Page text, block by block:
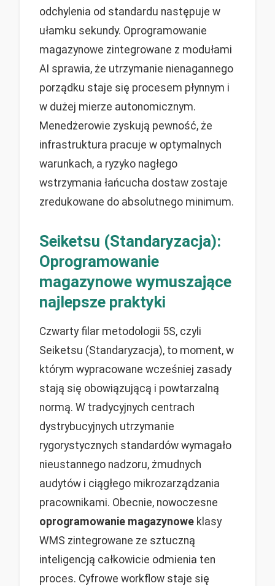
odchylenia od standardu następuje w
ułamku sekundy. Oprogramowanie
magazynowe zintegrowane z modułami
AI sprawia, że utrzymanie nienagannego
porządku staje się procesem płynnym i
w dużej mierze autonomicznym.
Menedżerowie zyskują pewność, że
infrastruktura pracuje w optymalnych
warunkach, a ryzyko nagłego
wstrzymania łańcucha dostaw zostaje
zredukowane do absolutnego minimum.
Seiketsu (Standaryzacja):
Oprogramowanie
magazynowe wymuszające
najlepsze praktyki
Czwarty filar metodologii 5S, czyli
Seiketsu (Standaryzacja), to moment, w
którym wypracowane wcześniej zasady
stają się obowiązującą i powtarzalną
normą. W tradycyjnych centrach
dystrybucyjnych utrzymanie
rygorystycznych standardów wymagało
nieustannego nadzoru, żmudnych
audytów i ciągłego mikrozarządzania
pracownikami. Obecnie, nowoczesne
oprogramowanie magazynowe klasy
WMS zintegrowane ze sztuczną
inteligencją całkowicie odmienia ten
proces. Cyfrowe workflow staje się